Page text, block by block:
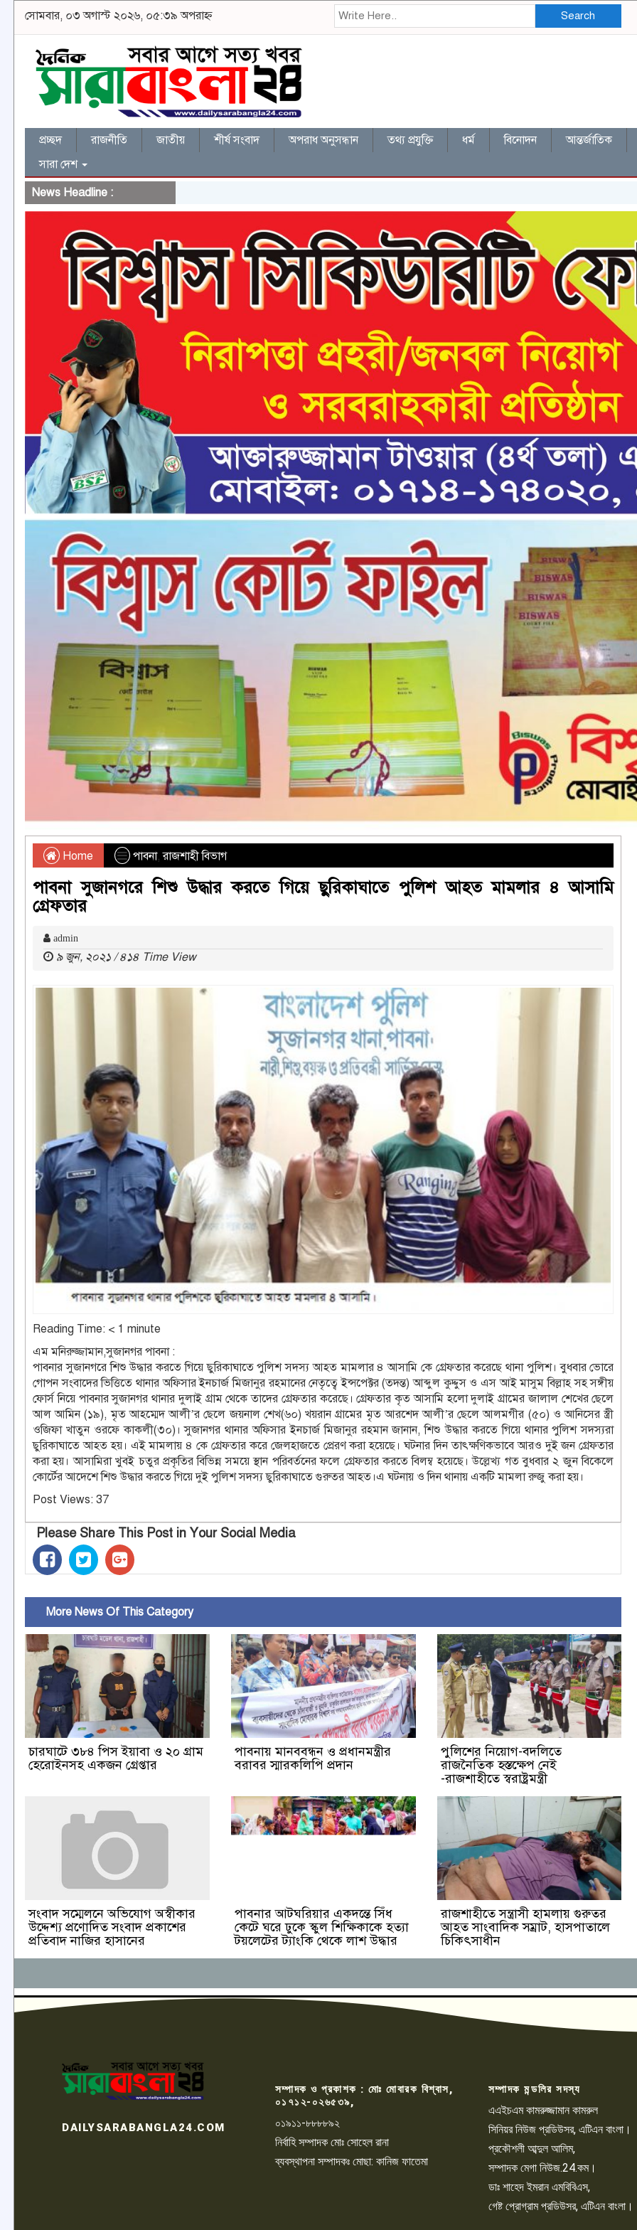
সোমবার, ০৩ অগাস্ট ২০২৬, ০৫:৩৯ অপরাহ্ন Search
প্রচ্ছদ রাজনীতি জাতীয় শীর্ষ সংবাদ অপরাধ অনুসন্ধান তথ্য প্রযুক্তি ধর্ম বিনোদন আন্তর্জাতিক
সারা দেশ
News Headline :
Home পাবনা,রাজশাহী বিভাগ
পাবনা সুজানগরে শিশু উদ্ধার করতে গিয়ে ছুরিকাঘাতে পুলিশ আহত মামলার ৪ আসামি
গ্রেফতার
admin
৯ জুন, ২০২১ / ৪১৪ Time View
Reading Time: < 1 minute
এম মনিরুজ্জামান,সুজানগর পাবনা :
পাবনার সুজানগরে শিশু উদ্ধার করতে গিয়ে ছুরিকাঘাতে পুলিশ সদস্য আহত মামলার ৪ আসামি কে গ্রেফতার করেছে থানা পুলিশ। বুধবার ভোরে
গোপন সংবাদের ভিত্তিতে থানার অফিসার ইনচার্জ মিজানুর রহমানের নেতৃত্বে ইন্সপেক্টর (তদন্ত) আব্দুল কুদ্দুস ও এস আই মাসুম বিল্লাহ সহ সঙ্গীয়
ফোর্স নিয়ে পাবনার সুজানগর থানার দুলাই গ্রাম থেকে তাদের গ্রেফতার করেছে। গ্রেফতার কৃত আসামি হলো দুলাই গ্রামের জালাল শেখের ছেলে
আল আমিন (১৯), মৃত আহম্মেদ আলী’র ছেলে জয়নাল শেখ(৬০) খয়রান গ্রামের মৃত আরশেদ আলী’র ছেলে আলমগীর (৫০) ও আনিসের স্ত্রী
ওজিফা খাতুন ওরফে কাকলী(৩০)। সুজানগর থানার অফিসার ইনচার্জ মিজানুর রহমান জানান, শিশু উদ্ধার করতে গিয়ে থানার পুলিশ সদস্যরা
ছুরিকাঘাতে আহত হয়। এই মামলায় ৪ কে গ্রেফতার করে জেলহাজতে প্রেরণ করা হয়েছে। ঘটনার দিন তাৎক্ষণিকভাবে আরও দুই জন গ্রেফতার
করা হয়। আসামিরা খুবই চতুর প্রকৃতির বিভিন্ন সময়ে স্থান পরিবর্তনের ফলে গ্রেফতার করতে বিলম্ব হয়েছে। উল্লেখ্য গত বুধবার ২ জুন বিকেলে
কোর্টের আদেশে শিশু উদ্ধার করতে গিয়ে দুই পুলিশ সদস্য ছুরিকাঘাতে গুরুতর আহত।এ ঘটনায় ও দিন থানায় একটি মামলা রুজু করা হয়।
Post Views: 37
Please Share This Post in Your Social Media
More News Of This Category
চারঘাটে ৩৮৪ পিস ইয়াবা ও ২০ গ্রাম
হেরোইনসহ একজন গ্রেপ্তার
পাবনায় মানববন্ধন ও প্রধানমন্ত্রীর
বরাবর স্মারকলিপি প্রদান
পুলিশের নিয়োগ-বদলিতে
রাজনৈতিক হস্তক্ষেপ নেই
-রাজশাহীতে স্বরাষ্ট্রমন্ত্রী
সংবাদ সম্মেলনে অভিযোগ অস্বীকার
উদ্দেশ্য প্রণোদিত সংবাদ প্রকাশের
প্রতিবাদ নাজির হাসানের
পাবনার আটঘরিয়ার একদন্তে সিঁধ
কেটে ঘরে ঢুকে স্কুল শিক্ষিকাকে হত্যা
টয়লেটের ট্যাংকি থেকে লাশ উদ্ধার
রাজশাহীতে সন্ত্রাসী হামলায় গুরুতর
আহত সাংবাদিক সম্রাট, হাসপাতালে
চিকিৎসাধীন
DAILYSARABANGLA24.COM
সম্পাদক ও প্রকাশক : মোঃ মোবারক বিশ্বাস,
০১৭১২-০২৬৫৩৯,
০১৯১১-৮৮৮৮৯২
নির্বাহি সম্পাদক মোঃ সোহেল রানা
ব্যবস্থাপনা সম্পাদকঃ মোছা: কানিজ ফাতেমা
সম্পাদক মন্ডলির সদস্য
এএইচএম কামরুজ্জামান কামরুল
সিনিয়র নিউজ প্রডিউসর, এটিএন বাংলা।
প্রকৌশলী আব্দুল আলিম,
সম্পাদক মেগা নিউজ.24.কম।
ডাঃ শাহেদ ইমরান এমবিবিএস,
গেষ্ট প্রোগ্রাম প্রডিউসর, এটিএন বাংলা।